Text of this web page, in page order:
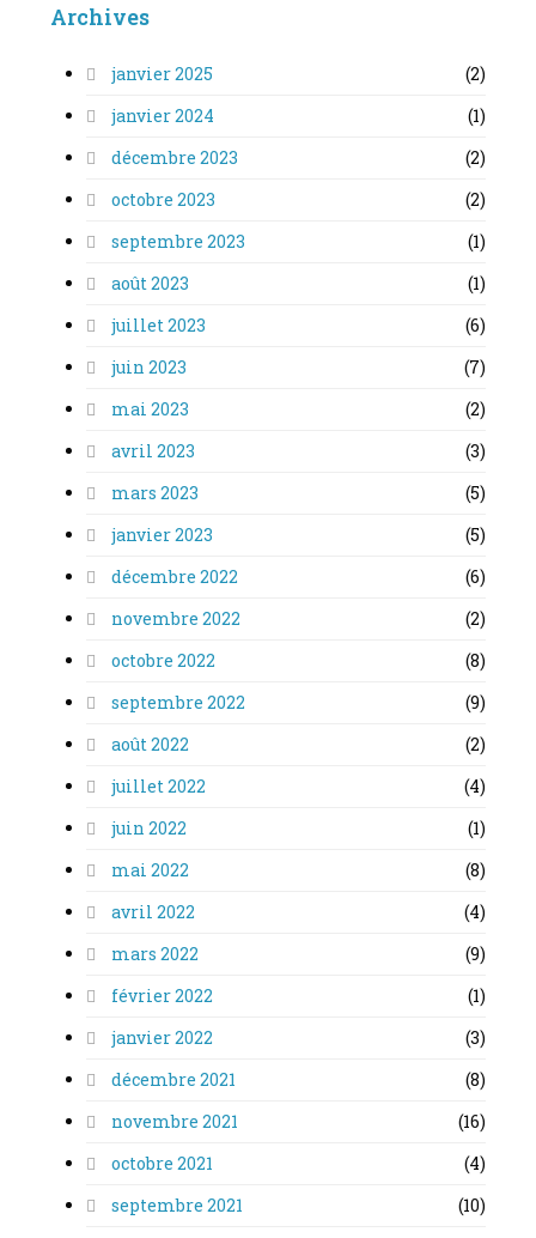
Archives
janvier 2025
(2)
janvier 2024
(1)
décembre 2023
(2)
octobre 2023
(2)
septembre 2023
(1)
août 2023
(1)
juillet 2023
(6)
juin 2023
(7)
mai 2023
(2)
avril 2023
(3)
mars 2023
(5)
janvier 2023
(5)
décembre 2022
(6)
novembre 2022
(2)
octobre 2022
(8)
septembre 2022
(9)
août 2022
(2)
juillet 2022
(4)
juin 2022
(1)
mai 2022
(8)
avril 2022
(4)
mars 2022
(9)
février 2022
(1)
janvier 2022
(3)
décembre 2021
(8)
novembre 2021
(16)
octobre 2021
(4)
septembre 2021
(10)